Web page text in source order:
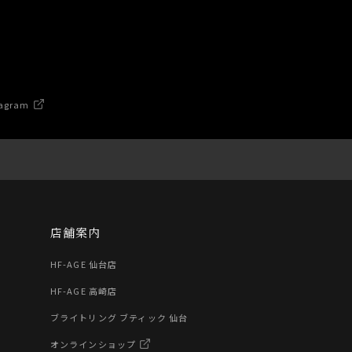
店舗案内
HF-AGE 仙台店
HF-AGE 高崎店
ブライトリング ブティック 仙台
オンラインショップ